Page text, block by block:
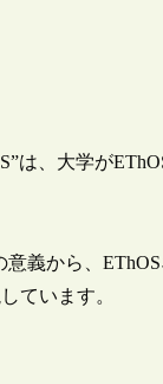
は、大学が
義から、
ています。